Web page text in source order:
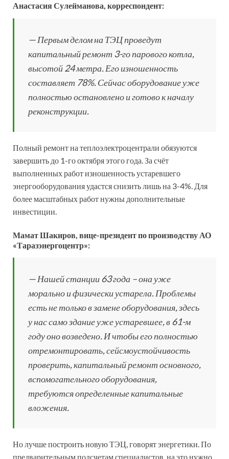
Анастасия Сулейманова, корреспондент:
— Первым делом на ТЭЦ проведут
капитальный ремонт 3-го парового котла,
высотой 24 метра. Его изношенность
составляет 78%. Сейчас оборудование уже
полностью остановлено и готово к началу
реконструкции.
Полный ремонт на теплоэлектроцентрали обязуются
завершить до 1-го октября этого года. За счёт
выполненных работ изношенность устаревшего
энергооборудования удастся снизить лишь на 3-4%. Для
более масштабных работ нужны дополнительные
инвестиции.
Мамат Шакиров, вице-президент по производству АО
«Таразэнергоцентр»:
— Нашей станции 63 года – она уже
морально и физически устарела. Проблемы
есть не только в замене оборудования, здесь
у нас само здание уже устаревшее, в 61-м
году оно возведено. И чтобы его полностью
отремонтировать, сейсмоустойчивость
проверить, капитальный ремонт основного,
вспомогательного оборудования,
требуются определенные капитальные
вложения.
Но лучше построить новую ТЭЦ, говорят энергетики. По
предварительным подсчетам специалистов, на это нужно